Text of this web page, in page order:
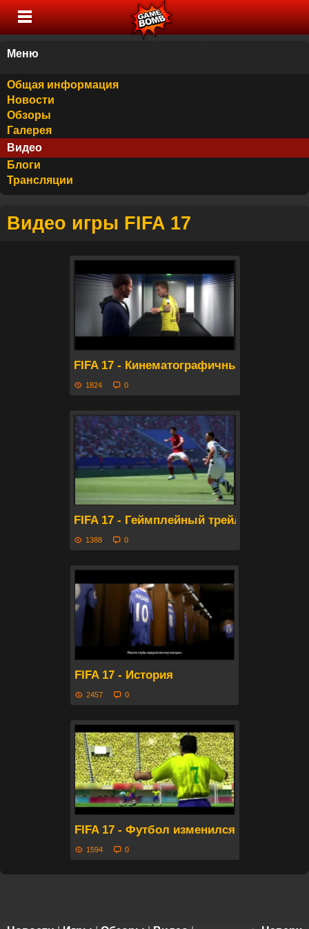
Меню
Общая информация
Новости
Обзоры
Галерея
Видео
Блоги
Трансляции
Видео игры FIFA 17
FIFA 17 - Кинематографичный трейлер
1824 0
FIFA 17 - Геймплейный трейлер с
1388 0
FIFA 17 - История
2457 0
FIFA 17 - Футбол изменился
1594 0